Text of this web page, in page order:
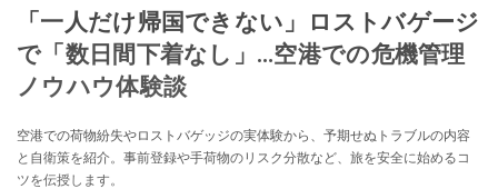
「一人だけ帰国できない」ロストバゲージ
で「数日間下着なし」…空港での危機管理
ノウハウ体験談
空港での荷物紛失やロストバゲッジの実体験から、予期せぬトラブルの内容
と自衛策を紹介。事前登録や手荷物のリスク分散など、旅を安全に始めるコ
ツを伝授します。